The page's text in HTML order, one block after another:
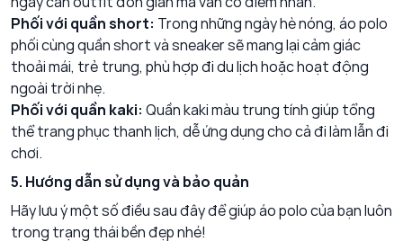
Phối với quần short: Trong những ngày hè nóng, áo polo
phối cùng quần short và sneaker sẽ mang lại cảm giác
thoải mái, trẻ trung, phù hợp đi du lịch hoặc hoạt động
ngoài trời nhẹ.
Phối với quần kaki: Quần kaki màu trung tính giúp tổng
thể trang phục thanh lịch, dễ ứng dụng cho cả đi làm lẫn đi
chơi.
5. Hướng dẫn sử dụng và bảo quản
Hãy lưu ý một số điều sau đây để giúp áo polo của bạn luôn
trong trạng thái bền đẹp nhé!